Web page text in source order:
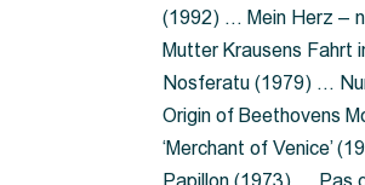
(1992) … Mein Herz –
Mutter Krausens
Nosferatu (1979) …
Origin of Beethovens
‘Merchant of Venice’
Papillon (1973) … Pas